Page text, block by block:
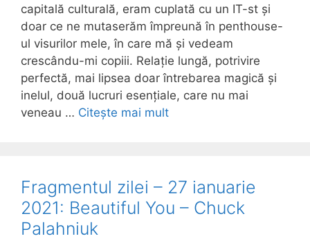
capitală culturală, eram cuplată cu un IT-st și
doar ce ne mutaserăm împreună în penthouse-
ul visurilor mele, în care mă și vedeam
crescându-mi copiii. Relație lungă, potrivire
perfectă, mai lipsea doar întrebarea magică și
inelul, două lucruri esențiale, care nu mai
veneau … Citește mai mult
Fragmentul zilei – 27 ianuarie
2021: Beautiful You – Chuck
Palahniuk